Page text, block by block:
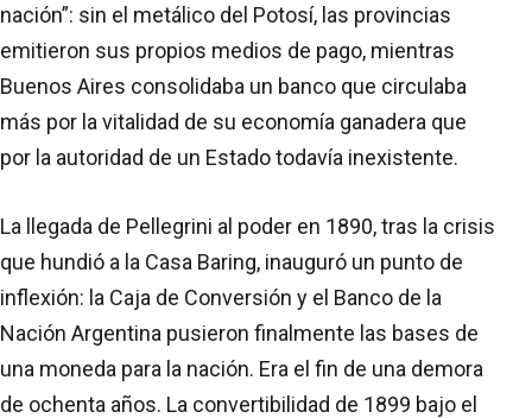
nación”: sin el metálico del Potosí, las provincias
emitieron sus propios medios de pago, mientras
Buenos Aires consolidaba un banco que circulaba
más por la vitalidad de su economía ganadera que
por la autoridad de un Estado todavía inexistente.
La llegada de Pellegrini al poder en 1890, tras la crisis
que hundió a la Casa Baring, inauguró un punto de
inflexión: la Caja de Conversión y el Banco de la
Nación Argentina pusieron finalmente las bases de
una moneda para la nación. Era el fin de una demora
de ochenta años. La convertibilidad de 1899 bajo el